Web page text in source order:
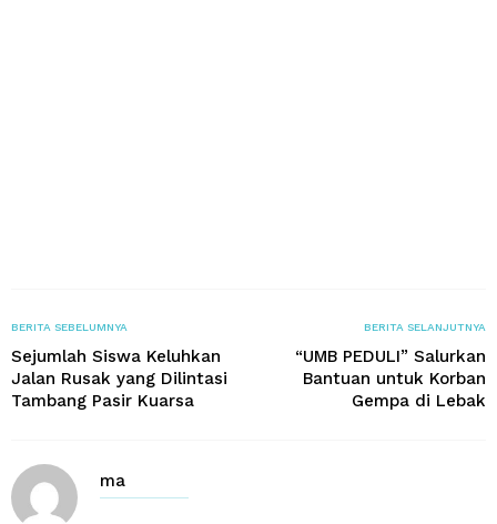
BERITA SEBELUMNYA
Sejumlah Siswa Keluhkan
Jalan Rusak yang Dilintasi
Tambang Pasir Kuarsa
BERITA SELANJUTNYA
“UMB PEDULI” Salurkan
Bantuan untuk Korban
Gempa di Lebak
ma